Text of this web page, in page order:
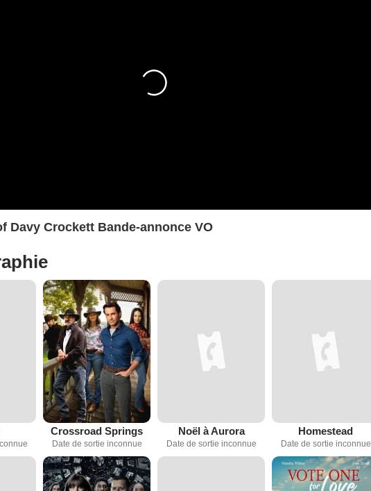
Davy Crockett Bande-annonce VO
Crossroad Springs
Date de sortie inconnue
Noël à Aurora
Date de sortie inconnue
Homestead
Date de sortie inconnue